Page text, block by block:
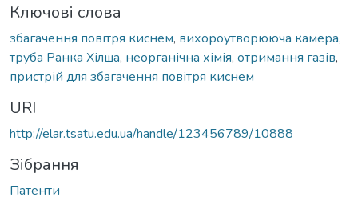
Ключові слова
збагачення повітря киснем, вихороутворююча камера,
труба Ранка Хілша, неорганічна хімія, отримання газів,
пристрій для збагачення повітря киснем
URI
http://elar.tsatu.edu.ua/handle/123456789/10888
Зібрання
Патенти